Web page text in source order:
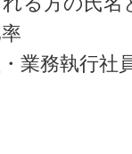
業務執行社